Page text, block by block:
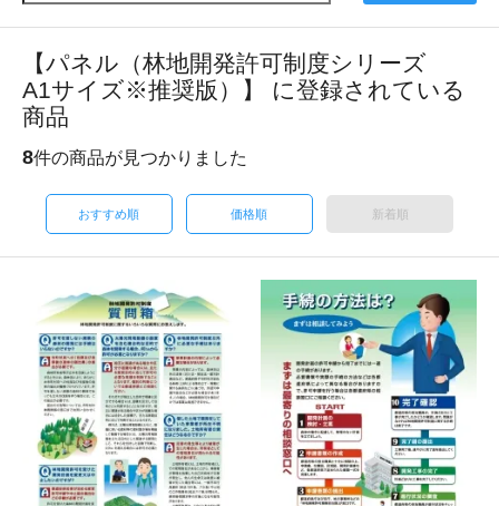
【パネル（林地開発許可制度シリーズ
A1サイズ※推奨版）】 に登録されている
商品
8件の商品が見つかりました
おすすめ順 価格順 新着順